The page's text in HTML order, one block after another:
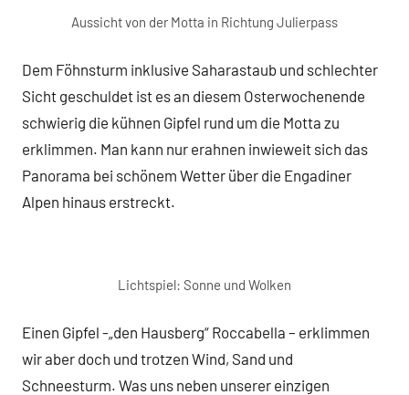
Aussicht von der Motta in Richtung Julierpass
Dem Föhnsturm inklusive Saharastaub und schlechter
Sicht geschuldet ist es an diesem Osterwochenende
schwierig die kühnen Gipfel rund um die Motta zu
erklimmen. Man kann nur erahnen inwieweit sich das
Panorama bei schönem Wetter über die Engadiner
Alpen hinaus erstreckt.
Lichtspiel: Sonne und Wolken
Einen Gipfel -„den Hausberg“ Roccabella – erklimmen
wir aber doch und trotzen Wind, Sand und
Schneesturm. Was uns neben unserer einzigen